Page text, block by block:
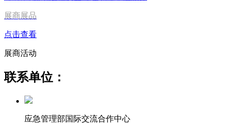
展商展品
点击查看
展商活动
联系单位：
应急管理部国际交流合作中心